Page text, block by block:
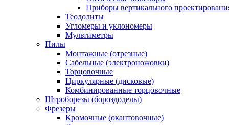
Приборы вертикального
Теодолиты
Угломеры и уклономеры
Мультиметры
Пилы
Монтажные (отрезные)
Сабельные (электроножовки)
Торцовочные
Циркулярные (дисковые)
Комбинированные торцовочные
Штроборезы (бороздоделы)
Фрезеры
Кромочные (окантовочные)